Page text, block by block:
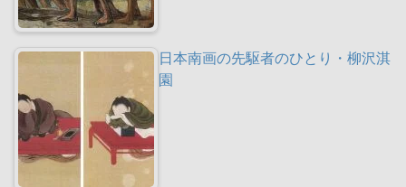
日本南画の先駆者のひとり・柳沢淇
園